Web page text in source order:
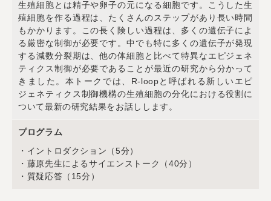
生殖細胞とは精子や卵子の元になる細胞です。こうした生
殖細胞を作る過程は、たくさんのステップがあり長い時間
もかかります。この長く険しい過程は、多くの遺伝子によ
る厳密な制御が必要です。中でも特に多くの遺伝子が発現
する減数分裂期は、他の体細胞と比べて特異なエピジェネ
ティクス制御が必要であることが最近の研究から分かって
きました。本トークでは、R-loopと呼ばれる新しいエピ
ジェネティクス制御機構の生殖細胞の分化における役割に
ついて最新の研究結果をお話しします。
プログラム
・イントロダクション（5分）
・藤原先生によるサイエンストーク（40分）
・質疑応答（15分）